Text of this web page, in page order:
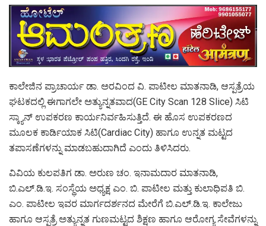
ಕಾಲೇಜಿನ ಪ್ರಾಚಾರ್ಯ ಡಾ. ಅರವಿಂದ ವಿ. ಪಾಟೀಲ ಮಾತನಾಡಿ, ಆಸ್ಪತ್ರೆಯ
ಘಟಕದಲ್ಲಿ ಈಗಾಗಲೇ ಅತ್ಯುನ್ನತವಾದ(GE City Scan 128 Slice) ಸಿಟಿ
ಸ್ಕ್ಯಾನ್ ಉಪಕರಣ ಕಾರ್ಯನಿರ್ವಹಿಸುತ್ತಿದೆ. ಈ ಹೊಸ ಉಪಕರಣದ
ಮೂಲಕ ಕಾರ್ಡಿಯಾಕ ಸಿಟಿ(Cardiac City) ಹಾಗೂ ಉನ್ನತ ಮಟ್ಟದ
ತಪಾಸಣೆಗಳನ್ನು ಮಾಡಬಹುದಾಗಿದೆ ಎಂದು ತಿಳಿಸಿದರು.
ವಿವಿಯ ಕುಲಪತಿಗ ಡಾ. ಅರುಣ ಚಂ. ಇನಾಮದಾರ ಮಾತನಾಡಿ,
ಬಿ.ಎಲ್.ಡಿ.ಇ. ಸಂಸ್ಥೆಯ ಅಧ್ಯಕ್ಷ ಎಂ. ಬಿ. ಪಾಟೀಲ ಮತ್ತು ಕುಲಾಧಿಪತಿ ಬಿ.‌
ಎಂ.‌ ಪಾಟೀಲ ಇವರ ಮಾರ್ಗದರ್ಶನದ ಮೇರೆಗೆ ಬಿ.ಎಲ್.ಡಿ.ಇ. ಕಾಲೇಜು
ಹಾಗೂ ಆಸ್ಪತ್ರೆ ಅತ್ಯುನ್ನತ ಗುಣಮಟ್ಟದ ಶಿಕ್ಷಣ ಹಾಗೂ ಆರೋಗ್ಯ ಸೇವೆಗಳನ್ನು